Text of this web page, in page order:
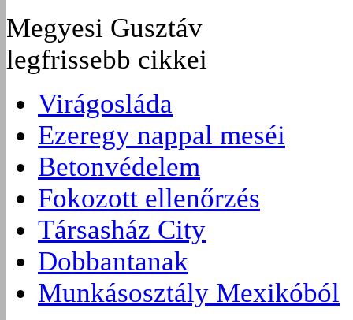
Megyesi Gusztáv
legfrissebb cikkei
Virágosláda
Ezeregy nappal meséi
Betonvédelem
Fokozott ellenőrzés
Társasház City
Dobbantanak
Munkásosztály Mexikóból